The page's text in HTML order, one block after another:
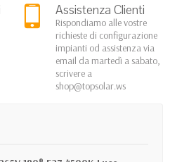
Assistenza Clienti
Rispondiamo alle vostre
richieste di configurazione
impianti od assistenza via
email da martedì a sabato,
scrivere a
shop@topsolar.ws